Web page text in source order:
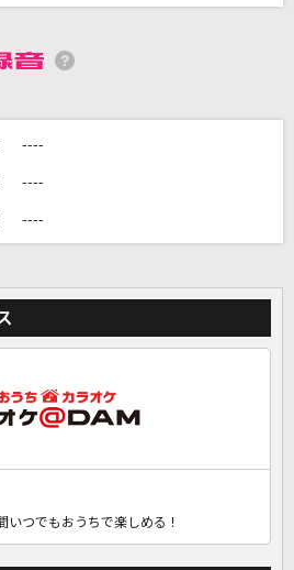
員登録・ログインして
ケをもっと楽しもう！
----
----
----
いつでもおうちで楽しめる！